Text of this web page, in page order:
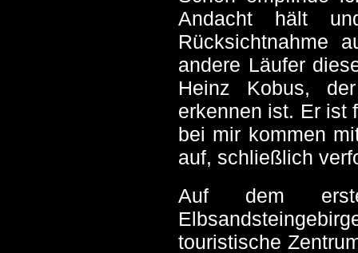
Andacht hält
Rücksichtnahme
andere Läufer
Heinz Kobus,
erkennen ist. Er ist
bei mir kommen
auf, schließlich
Auf dem
touristische